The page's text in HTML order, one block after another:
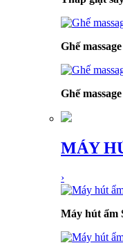
Ghế
Ghế
MÁY
›
Máy hút ẩm